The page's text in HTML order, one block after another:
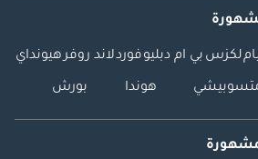
لكزس بي ام دبليوفوردلاند روفرهيونداي
هوندا بورش